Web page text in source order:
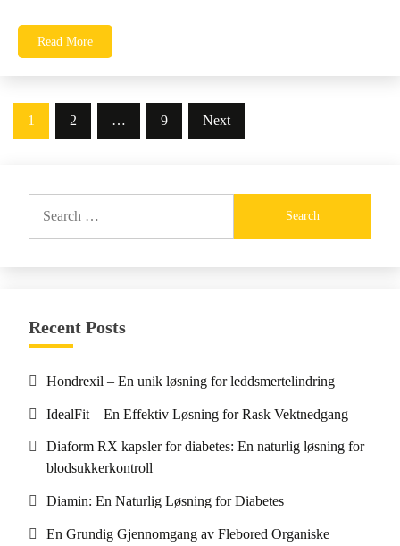
Read More
Posts
1 2 … 9 Next
for:
Recent Posts
Hondrexil – En unik løsning for leddsmertelindring
IdealFit – En Effektiv Løsning for Rask Vektnedgang
Diaform RX kapsler for diabetes: En naturlig løsning for
blodsukkerkontroll
Diamin: En Naturlig Løsning for Diabetes
En Grundig Gjennomgang av Flebored Organiske